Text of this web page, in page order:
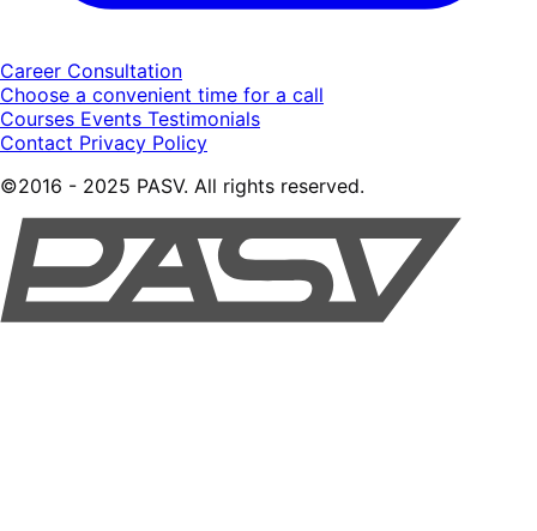
Career Consultation
Choose a convenient time for a call
Courses Events Testimonials
Contact Privacy Policy
©2016 - 2025 PASV. All rights reserved.